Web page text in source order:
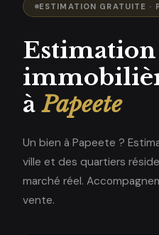
ESTIMATION GRATUITE ·
Estimation
àPapeete
Un bien à Papeete ?
ville et des quartiers
marché réel.
vente.